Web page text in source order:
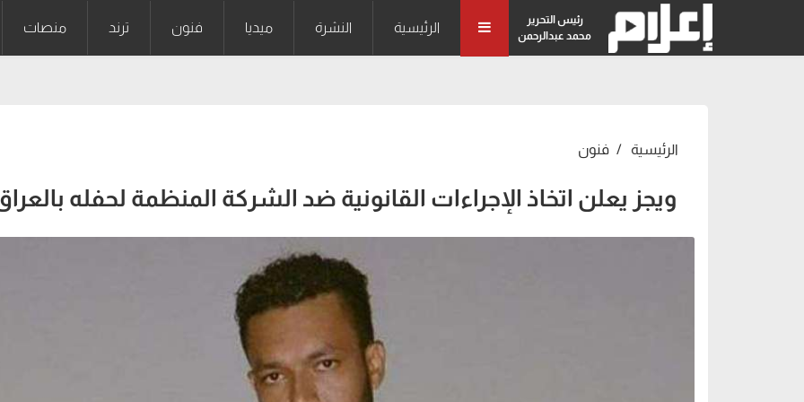
رئيس التحرير
محمد عبدالرحمن
الرئيسية النشرة ميديا فنون ترند منصات
الرئيسية فنون
ويجز يعلن اتخاذ الإجراءات القانونية ضد الشركة المنظمة لحفله